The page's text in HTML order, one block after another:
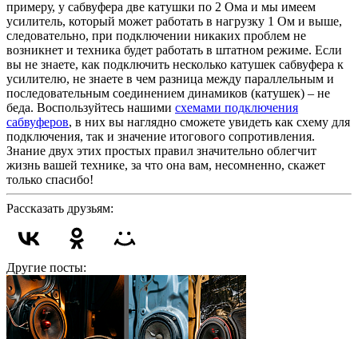
примеру, у сабвуфера две катушки по 2 Ома и мы имеем
усилитель, который может работать в нагрузку 1 Ом и выше,
следовательно, при подключении никаких проблем не
возникнет и техника будет работать в штатном режиме. Если
вы не знаете, как подключить несколько катушек сабвуфера к
усилителю, не знаете в чем разница между параллельным и
последовательным соединением динамиков (катушек) – не
беда. Воспользуйтесь нашими схемами подключения
сабвуферов, в них вы наглядно сможете увидеть как схему для
подключения, так и значение итогового сопротивления.
Знание двух этих простых правил значительно облегчит
жизнь вашей технике, за что она вам, несомненно, скажет
только спасибо!
Рассказать друзьям:
Другие посты: